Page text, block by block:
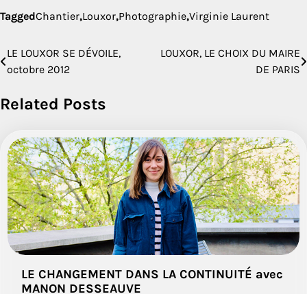
TaggedChantier,Louxor,Photographie,Virginie Laurent
Navigation
l’article
LE LOUXOR SE DÉVOILE,
octobre 2012
LOUXOR, LE CHOIX DU MAIRE
DE PARIS
Related Posts
LE CHANGEMENT DANS LA CONTINUITÉ avec
MANON DESSEAUVE